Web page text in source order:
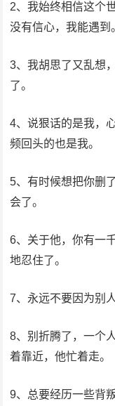
2、我始终相信这个
没有信心，我能遇到
3、我胡思了又乱想
了。
4、说狠话的是我，
频回头的也是我。
5、有时候想把你删
会了。
6、关于他，你有一
地忍住了。
7、永远不要因为别
8、别折腾了，一个
着靠近，他忙着走。
9、总要经历一些背